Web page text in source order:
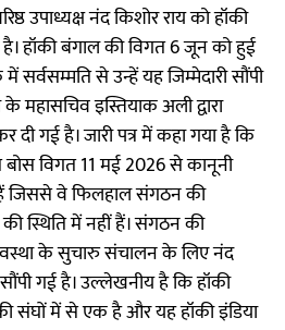
उपाध्यक्ष नंद किशोर राय को हॉकी
हॉकी बंगाल की विगत 6 जून को हुई
सर्वसम्मति से उन्हें यह जिम्मेदारी सौंपी
इस्तियाक अली द्वारा
दी गई है। जारी पत्र में कहा गया है कि
विगत 11 मई 2026 से कानूनी
जिससे वे फिलहाल संगठन की
की स्थिति में नहीं हैं। संगठन की
के सुचारु संचालन के लिए नंद
गई है। उल्लेखनीय है कि हॉकी
संघों में से एक है और यह हॉकी इंडिया